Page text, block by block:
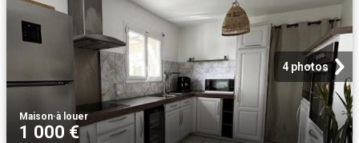
4 photos
Maison·à louer
1 000 €